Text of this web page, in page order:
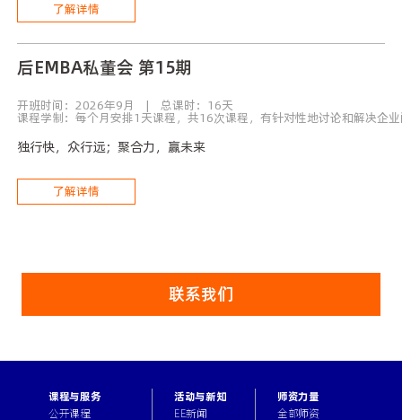
了解详情
后EMBA私董会 第15期
开班时间：2026年9月 | 总课时：16天
课程学制：每个月安排1天课程，共16次课程，有针对性地讨论和解决企
独行快，众行远；聚合力，赢未来
了解详情
联系我们
课程与服务
公开课程
活动与新知
EE新闻
师资力量
全部师资